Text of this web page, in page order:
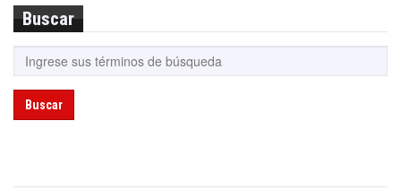
Buscar
Buscar